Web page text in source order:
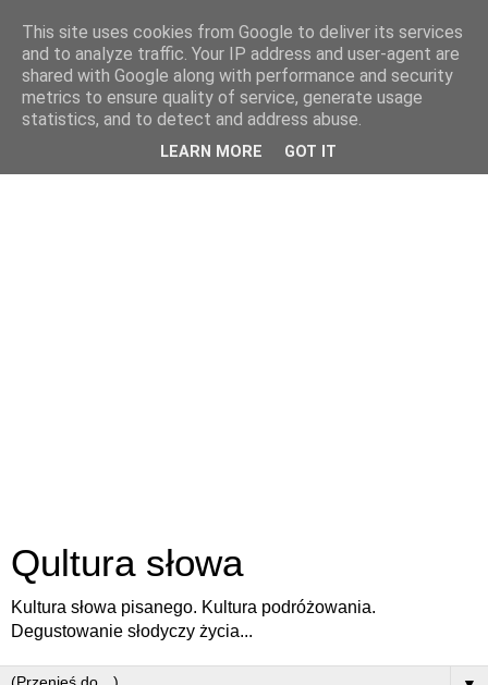
Qultura słowa
Kultura słowa pisanego. Kultura podróżowania.
Degustowanie słodyczy życia...
This site uses cookies from Google to deliver its services
and to analyze traffic. Your IP address and user-agent are
shared with Google along with performance and security
metrics to ensure quality of service, generate usage
statistics, and to detect and address abuse.
LEARN MORE GOT IT